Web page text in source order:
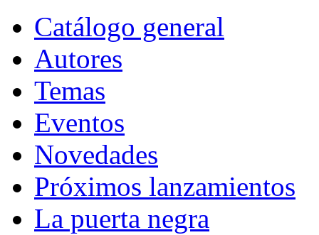
Catálogo general
Autores
Temas
Eventos
Novedades
Próximos lanzamientos
La puerta negra